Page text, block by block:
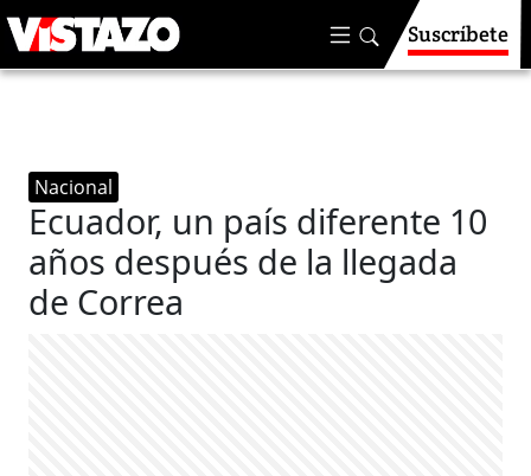
Suscríbete
Nacional
Ecuador, un país diferente 10
años después de la llegada
de Correa